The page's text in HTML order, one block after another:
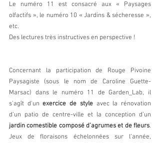
Le numéro 11 est consacré aux « Paysages
olfactifs », le numéro 10 « Jardins & sécheresse »,
etc.
Des lectures très instructives en perspective !
Concernant la participation de Rouge Pivoine
Paysagiste (sous le nom de Caroline Guette-
Marsac) dans le numéro 11 de Garden_Lab, il
s'agît d'un exercice de style avec la rénovation
jardin comestible composé d’agrumes et de fleurs.
Jeux de floraisons échelonnées sur l’année,